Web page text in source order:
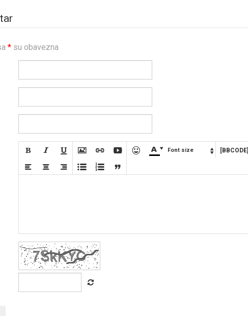
*su obavezna
         Font size 
     
[BBCODE]